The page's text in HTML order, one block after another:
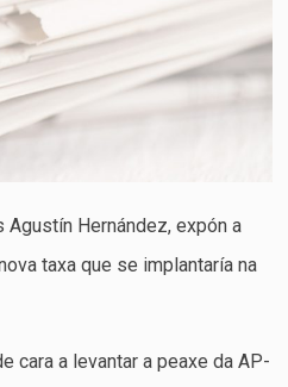
Hernández, expón a
taxa que se implantaría na
cara a levantar a peaxe da AP-